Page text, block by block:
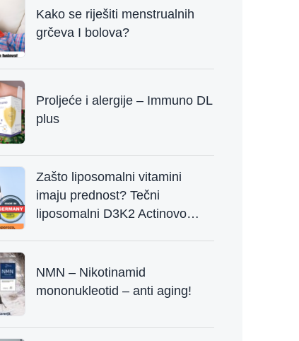
Kako se riješiti menstrualnih
grčeva I bolova?
Proljeće i alergije – Immuno DL
plus
Zašto liposomalni vitamini
imaju prednost? Tečni
liposomalni D3K2 Actinovo
NMN – Nikotinamid
mononukleotid – anti aging!